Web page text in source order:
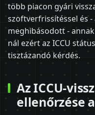
több piacon gyári
szoftverfrissítéssel és
meghibásodott - annak
nál ezért az ICCU
tisztázandó kérdés.
Az ICCU-
ellenőrzése